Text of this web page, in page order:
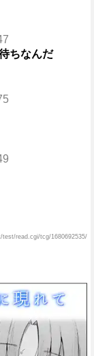
ちなんだ
test/read.cgi/tcg/1680692535/